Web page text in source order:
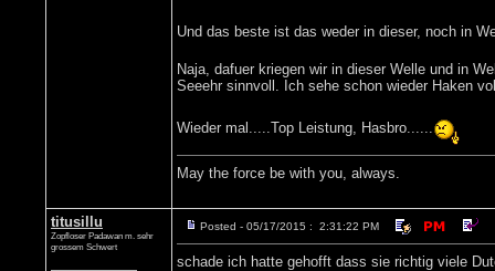
Und das beste ist das weder in dieser, noch in
Naja, dafuer kriegen wir in dieser Welle und in
Seeehr sinnvoll. Ich sehe schon wieder Haken
Wieder mal.....Top Leistung, Hasbro......
May the force be with you, always.
titusillu
Zopfloser Padawan m. sehr
grossem Schwert
Posted - 05/17/2015 : 2:31:22 PM
schade ich hatte gehofft dass sie richtig viele